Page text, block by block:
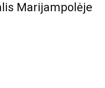
Marijampolėje